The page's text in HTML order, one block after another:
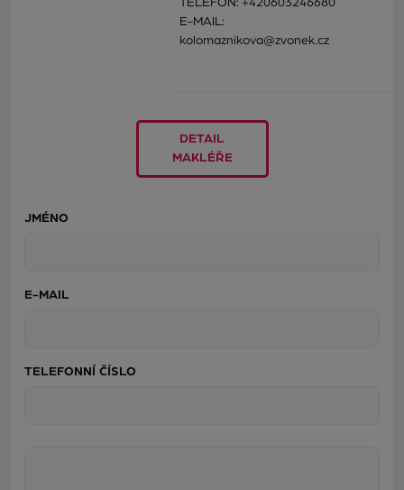
TELEFON: +420603246680
E-MAIL:
kolomaznikova@zvonek.cz
DETAIL
MAKLÉŘE
JMÉNO
E-MAIL
TELEFONNÍ ČÍSLO